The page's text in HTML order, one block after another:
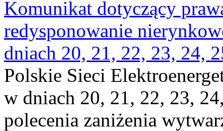
Komunikat dotyczący
redysponowanie
dniach 20, 21, 22, 23, 24,
Polskie Sieci
w dniach 20, 21, 22, 23,
polecenia zaniżenia